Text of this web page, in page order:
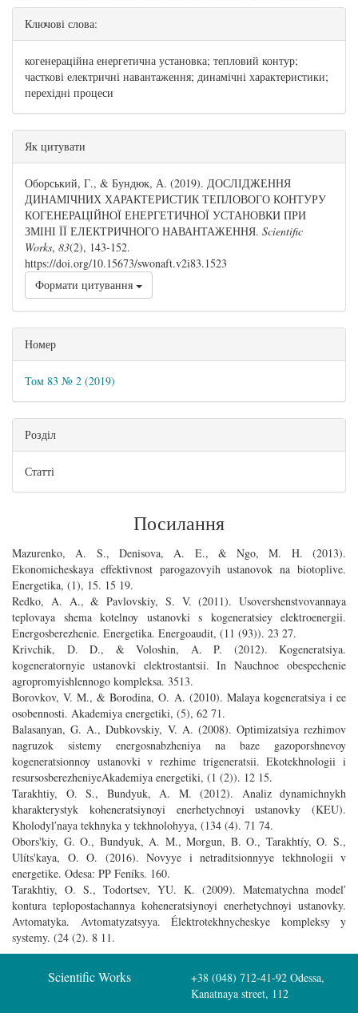
Ключові слова:
когенераційна енергетична установка; тепловий контур;
часткові електричні навантаження; динамічні характеристики;
перехідні процеси
Як цитувати
Оборський, Г., & Бундюк, А. (2019). ДОСЛІДЖЕННЯ
ДИНАМІЧНИХ ХАРАКТЕРИСТИК ТЕПЛОВОГО КОНТУРУ
КОГЕНЕРАЦІЙНОЇ ЕНЕРГЕТИЧНОЇ УСТАНОВКИ ПРИ
ЗМІНІ ЇЇ ЕЛЕКТРИЧНОГО НАВАНТАЖЕННЯ. Scientific
Works, 83(2), 143-152.
https://doi.org/10.15673/swonaft.v2i83.1523
Формати цитування
Номер
Том 83 № 2 (2019)
Розділ
Статті
Посилання
Mazurenko, A. S., Denisova, A. E., & Ngo, M. H. (2013).
Ekonomicheskaya effektivnost parogazovyih ustanovok na biotoplive.
Energetika, (1), 15. 15 19.
Redko, A. A., & Pavlovskiy, S. V. (2011). Usovershenstvovannaya
teplovaya shema kotelnoy ustanovki s kogeneratsiey elektroenergii.
Energosberezhenie. Energetika. Energoaudit, (11 (93)). 23 27.
Krivchik, D. D., & Voloshin, A. P. (2012). Kogeneratsiya.
kogeneratornyie ustanovki elektrostantsii. In Nauchnoe obespechenie
agropromyishlennogo kompleksa. 3513.
Borovkov, V. M., & Borodina, O. A. (2010). Malaya kogeneratsiya i ee
osobennosti. Akademiya energetiki, (5), 62 71.
Balasanyan, G. A., Dubkovskiy, V. A. (2008). Optimizatsiya rezhimov
nagruzok sistemy energosnabzheniya na baze gazoporshnevoy
kogeneratsionnoy ustanovki v rezhime trigeneratsii. Ekotekhnologii i
resursosberezheniyeAkademiya energetiki, (1 (2)). 12 15.
Tarakhtiy, O. S., Bundyuk, A. M. (2012). Analiz dynamichnykh
kharakterystyk koheneratsiynoyi enerhetychnoyi ustanovky (KEU).
Kholodylʹnaya tekhnyka y tekhnolohyya, (134 (4). 71 74.
Obors'kiy, G. O., Bundyuk, A. M., Morgun, B. O., Tarakhtíy, O. S.,
Ulíts'kaya, O. O. (2016). Novyye i netraditsionnyye tekhnologii v
energetike. Odesa: PP Feníks. 160.
Tarakhtiy, O. S., Todortsev, YU. K. (2009). Matematychna modelʹ
kontura teplopostachannya koheneratsiynoyi enerhetychnoyi ustanovky.
Avtomatyka. Avtomatyzatsyya. Élektrotekhnycheskye kompleksy y
systemy. (24 (2). 8 11.
Scientific Works +38 (048) 712-41-92 Odessa,
Kanatnaya street, 112